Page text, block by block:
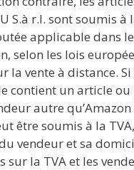
S.à r.l. sont soumis à
applicable dans
selon les lois
la vente à distance. Si
contient un article
autre qu’Amazon
être soumis à la
vendeur et sa
sur la TVA et les